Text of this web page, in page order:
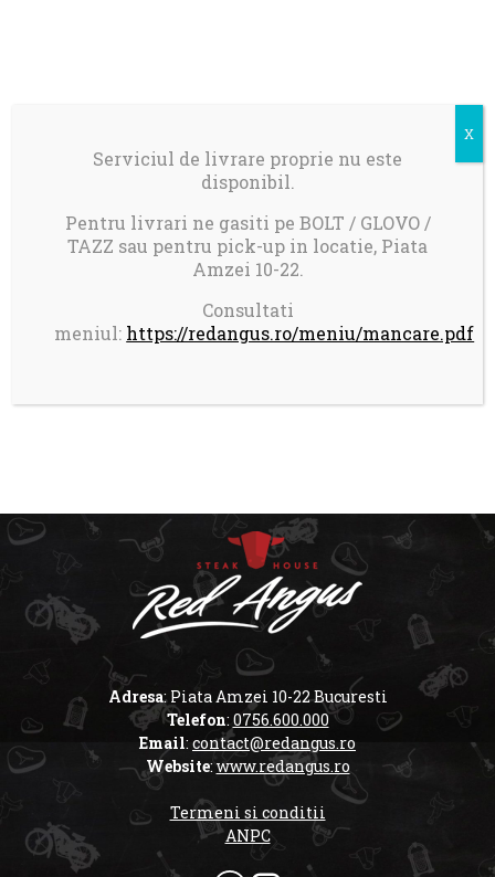
Adresa: Piata Amzei 10-22 Bucuresti
Telefon: 0756.600.000
Email:contact@redangus.ro
Website:www.redangus.ro
Termeni si conditii
ANPC
Serviciul de livrare proprie nu este
disponibil.
Pentru livrari ne gasiti pe BOLT / GLOVO /
TAZZ sau pentru pick-up in locatie, Piata
Amzei 10-22.
Consultati
meniul: https://redangus.ro/meniu/mancare.pdf